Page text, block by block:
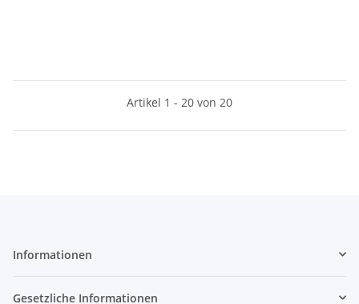
Artikel 1 - 20 von 20
Informationen
Gesetzliche Informationen